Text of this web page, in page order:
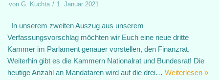
von G. Kuchta 1. Januar 2021
In unserem zweiten Auszug aus unserem
Verfassungsvorschlag möchten wir Euch eine neue dritte
Kammer im Parlament genauer vorstellen, den Finanzrat.
Weiterhin gibt es die Kammern Nationalrat und Bundesrat! Die
heutige Anzahl an Mandataren wird auf die drei… Weiterlesen »